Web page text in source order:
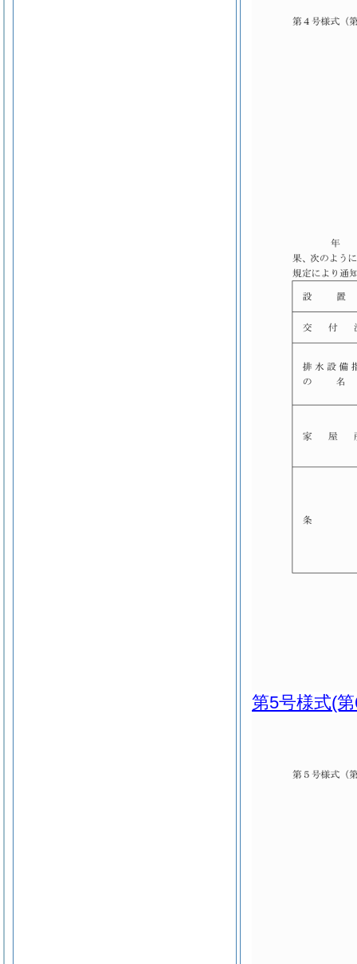
第5号様式(